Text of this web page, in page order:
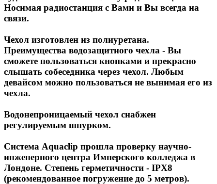
Носимая радиостанция с Вами и Вы всегда на
связи.
Чехол изготовлен из полиуретана.
Преимущества водозащитного чехла - Вы
сможете пользоваться кнопками и прекрасно
слышать собеседника через чехол. Любым
девайсом можно пользоваться не вынимая его из
чехла.
Водонепроницаемый чехол снабжен
регулируемым шнурком.
Система Aquaclip прошла проверку научно-
инженерного центра Имперского колледжа в
Лондоне. Степень герметичности - IPX8
(рекомендованное погружение до 5 метров).